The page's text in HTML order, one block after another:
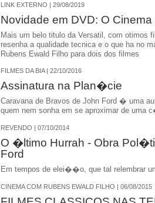
LINK EXTERNO | 29/08/2019
Novidade em DVD: O
Mais um belo titulo da Versatil, com otimos
resenha a qualidade tecnica e o que ha no
Rubens Ewald Filho para dois dos filmes
FILMES DA BIA | 22/10/2016
Assinatura na Plan�cie
Caravana de Bravos de John Ford � uma
quem nem sonha em se aproximar de uma
REVENDO | 07/10/2014
O �ltimo Hurrah - Obra
Ford
Em tempos de elei��o, que tal relembrar
CINEMA COM RUBENS EWALD FILHO | 06/08/2015